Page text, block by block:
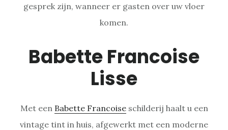
gesprek zijn, wanneer er gasten over uw vloer
komen.
Babette Francoise
Lisse
Met een Babette Francoiseschilderij haalt u een
vintage tint in huis, afgewerkt met een moderne